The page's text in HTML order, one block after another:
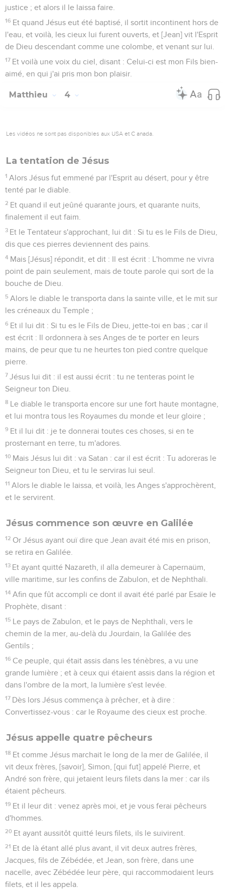
justice ; et alors il le laissa faire.
16 Et quand Jésus eut été baptisé, il sortit incontinent hors de
l'eau, et voilà, les cieux lui furent ouverts, et [Jean] vit l'Esprit
de Dieu descendant comme une colombe, et venant sur lui.
17 Et voilà une voix du ciel, disant : Celui-ci est mon Fils bien-
aimé, en qui j'ai pris mon bon plaisir.
Matthieu 4
Les vidéos ne sont pas disponibles aux USA et C anada.
La tentation de Jésus
1 Alors Jésus fut emmené par l'Esprit au désert, pour y être
tenté par le diable.
2 Et quand il eut jeûné quarante jours, et quarante nuits,
finalement il eut faim.
3 Et le Tentateur s'approchant, lui dit : Si tu es le Fils de Dieu,
dis que ces pierres deviennent des pains.
4 Mais [Jésus] répondit, et dit : Il est écrit : L'homme ne vivra
point de pain seulement, mais de toute parole qui sort de la
bouche de Dieu.
5 Alors le diable le transporta dans la sainte ville, et le mit sur
les créneaux du Temple ;
6 Et il lui dit : Si tu es le Fils de Dieu, jette-toi en bas ; car il
est écrit : Il ordonnera à ses Anges de te porter en leurs
mains, de peur que tu ne heurtes ton pied contre quelque
pierre.
7 Jésus lui dit : il est aussi écrit : tu ne tenteras point le
Seigneur ton Dieu.
8 Le diable le transporta encore sur une fort haute montagne,
et lui montra tous les Royaumes du monde et leur gloire ;
9 Et il lui dit : je te donnerai toutes ces choses, si en te
prosternant en terre, tu m'adores.
10 Mais Jésus lui dit : va Satan : car il est écrit : Tu adoreras le
Seigneur ton Dieu, et tu le serviras lui seul.
11 Alors le diable le laissa, et voilà, les Anges s'approchèrent,
et le servirent.
Jésus commence son œuvre en Galilée
12 Or Jésus ayant ouï dire que Jean avait été mis en prison,
se retira en Galilée.
13 Et ayant quitté Nazareth, il alla demeurer à Capernaüm,
ville maritime, sur les confins de Zabulon, et de Nephthali.
14 Afin que fût accompli ce dont il avait été parlé par Esaïe le
Prophète, disant :
15 Le pays de Zabulon, et le pays de Nephthali, vers le
chemin de la mer, au-delà du Jourdain, la Galilée des
Gentils ;
16 Ce peuple, qui était assis dans les ténèbres, a vu une
grande lumière ; et à ceux qui étaient assis dans la région et
dans l'ombre de la mort, la lumière s'est levée.
17 Dès lors Jésus commença à prêcher, et à dire :
Convertissez-vous : car le Royaume des cieux est proche.
Jésus appelle quatre pêcheurs
18 Et comme Jésus marchait le long de la mer de Galilée, il
vit deux frères, [savoir], Simon, [qui fut] appelé Pierre, et
André son frère, qui jetaient leurs filets dans la mer : car ils
étaient pêcheurs.
19 Et il leur dit : venez après moi, et je vous ferai pêcheurs
d'hommes.
20 Et ayant aussitôt quitté leurs filets, ils le suivirent.
21 Et de là étant allé plus avant, il vit deux autres frères,
Jacques, fils de Zébédée, et Jean, son frère, dans une
nacelle, avec Zébédée leur père, qui raccommodaient leurs
filets, et il les appela.